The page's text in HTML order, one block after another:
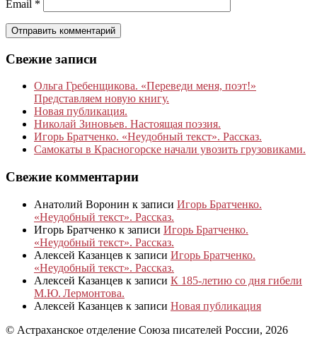
Email *
Свежие записи
Ольга Гребенщикова. «Переведи меня, поэт!»
Представляем новую книгу.
Новая публикация.
Николай Зиновьев. Настоящая поэзия.
Игорь Братченко. «Неудобный текст». Рассказ.
Самокаты в Красногорске начали увозить грузовиками.
Свежие комментарии
Анатолий Воронин к записи Игорь Братченко.
«Неудобный текст». Рассказ.
Игорь Братченко к записи Игорь Братченко.
«Неудобный текст». Рассказ.
Алексей Казанцев к записи Игорь Братченко.
«Неудобный текст». Рассказ.
Алексей Казанцев к записи К 185‑летию со дня гибели
М.Ю. Лермонтова.
Алексей Казанцев к записи Новая публикация
© Астраханское отделение Союза писателей России, 2026